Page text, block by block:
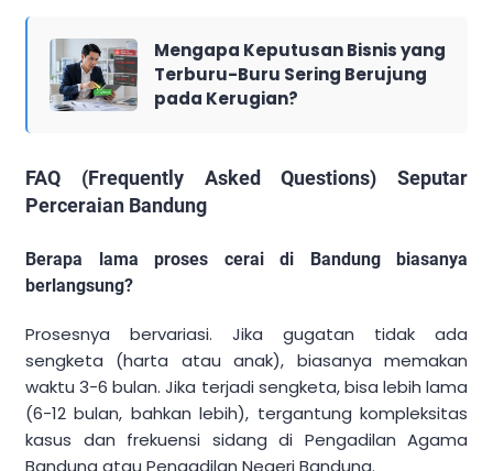
Mengapa Keputusan Bisnis yang
Terburu-Buru Sering Berujung
pada Kerugian?
FAQ (Frequently Asked Questions) Seputar
Perceraian Bandung
Berapa lama proses cerai di Bandung biasanya
berlangsung?
Prosesnya bervariasi. Jika gugatan tidak ada
sengketa (harta atau anak), biasanya memakan
waktu 3-6 bulan. Jika terjadi sengketa, bisa lebih lama
(6-12 bulan, bahkan lebih), tergantung kompleksitas
kasus dan frekuensi sidang di Pengadilan Agama
Bandung atau Pengadilan Negeri Bandung.